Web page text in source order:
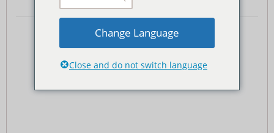
Change Language
Close and do not switch language